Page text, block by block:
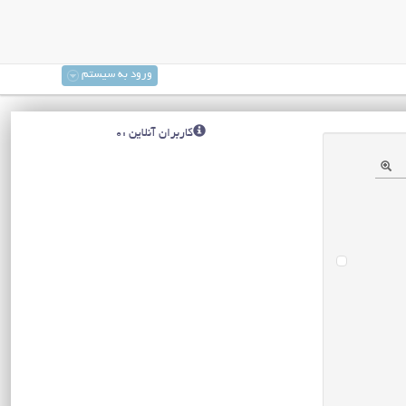
ورود به سیستم
کاربران آنلاین :0